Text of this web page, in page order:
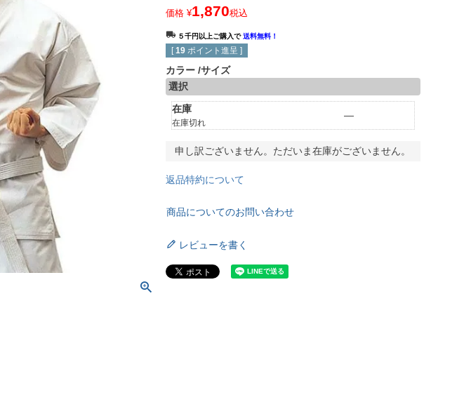
価格 ¥1,870税込
５千円以上ご購入で送料無料！
[ 19 ポイント進呈 ]
カラー サイズ
選択
在庫
在庫切れ
—
申し訳ございません。ただいま在庫がございません。
返品特約について
商品についてのお問い合わせ
レビューを書く